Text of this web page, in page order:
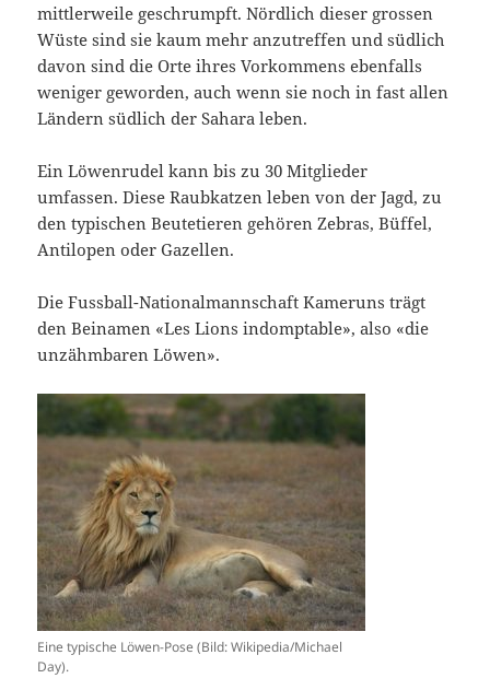
mittlerweile geschrumpft. Nördlich dieser grossen
Wüste sind sie kaum mehr anzutreffen und südlich
davon sind die Orte ihres Vorkommens ebenfalls
weniger geworden, auch wenn sie noch in fast allen
Ländern südlich der Sahara leben.
Ein Löwenrudel kann bis zu 30 Mitglieder
umfassen. Diese Raubkatzen leben von der Jagd, zu
den typischen Beutetieren gehören Zebras, Büffel,
Antilopen oder Gazellen.
Die Fussball-Nationalmannschaft Kameruns trägt
den Beinamen «Les Lions indomptable», also «die
unzähmbaren Löwen».
Eine typische Löwen-Pose (Bild: Wikipedia/Michael
Day).